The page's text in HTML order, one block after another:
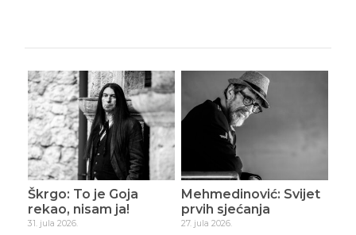
Škrgo: To je Goja
rekao, nisam ja!
31. jula 2026.
Mehmedinović: Svijet
prvih sjećanja
27. jula 2026.